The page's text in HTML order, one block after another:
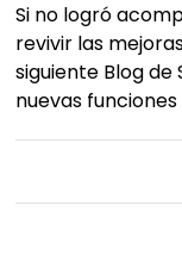
Si no logró
revivir las
siguiente Blog de
nuevas funciones